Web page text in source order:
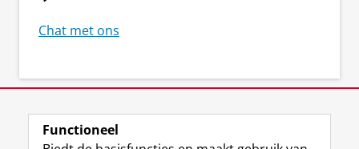
Chat met ons
View this page in: English
Functioneel